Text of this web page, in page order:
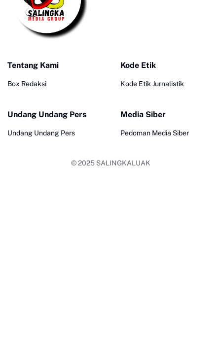
Tentang Kami
Box Redaksi
Kode Etik
Kode Etik Jurnalistik
Undang Undang Pers
Undang Undang Pers
Media Siber
Pedoman Media Siber
© 2025 SALINGKALUAK